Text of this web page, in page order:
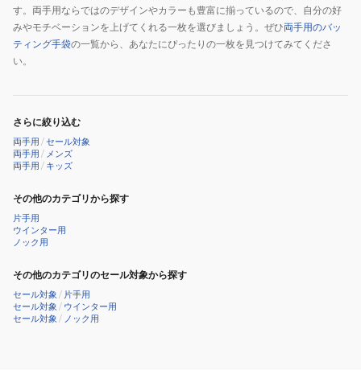
す。両手用ならではのデザインやカラーも豊富に揃っているので、自分の好
みやモチベーションを上げてくれる一枚を選びましょう。ぜひ両手用のバッ
ティング手袋の一覧から、あなたにぴったりの一枚を見つけてみてくださ
い。
さらに絞り込む
両手用 /セール対象
両手用 / メンズ
両手用 / キッズ
その他のカテゴリから探す
片手用
ウインター用
ノック用
その他のカテゴリのセール対象から探す
セール対象 / 片手用
セール対象 / ウインター用
セール対象 / ノック用